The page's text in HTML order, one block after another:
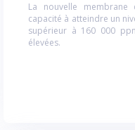
La nouvelle
capacité à atteindre un
supérieur à 160 000
élevées.